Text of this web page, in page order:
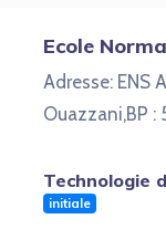
Ecole
Adresse: ENS
Ouazzani,BP :
Technologie
initiale